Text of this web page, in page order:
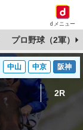
dメニュー
プロ野球（2軍）
中山 中京 阪神
2R